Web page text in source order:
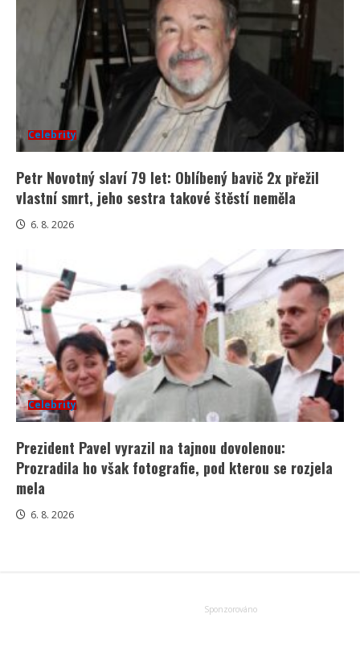
Celebrity
Petr Novotný slaví 79 let: Oblíbený bavič 2x přežil
vlastní smrt, jeho sestra takové štěstí neměla
6. 8. 2026
Celebrity
Prezident Pavel vyrazil na tajnou dovolenou:
Prozradila ho však fotografie, pod kterou se rozjela
mela
6. 8. 2026